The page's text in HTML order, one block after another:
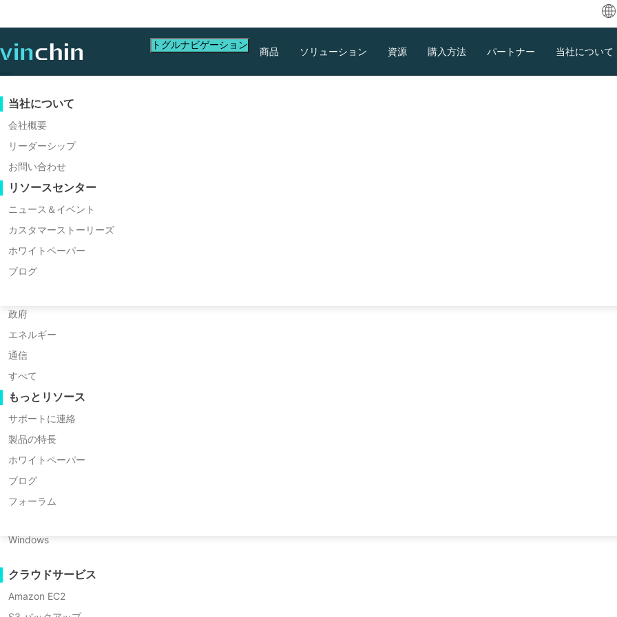
商品 ソリューション 資源 購入方法 パートナー 当社について
データ保護
バックアップ＆リカバリ
リアルタイムレプリケーション
継続的データ保護
オフサイトコピー
アーカイブ
ジョブオーケストレーション
ワークロードモビリティ
V2V 移行
P2P 移行
C2C 移行
C2V 移行
P2C 移行
リカバリビリティ
VMリカバリ検証
OSリカバリ検証
データセキュリティ
マッシブエンドポイント
クラウドへのバックアップ
バーチャルマシン
VMware
Hyper-V
Proxmox
XCP-ng
oVirt
H3C CAS/UIS
ZStack
Sangfor HCI
Huawei FusionCompute
Red Hat Virtualization
Oracle OLVM
XenServer/Citrix Hypervisor
KayGrid
InCloud Sphere
Arcfra
FusionOne Compute
NexaVM
サーバー
Windows
クラウドサービス
Amazon EC2
サポートリソース
ナレッジベース
ビデオガイド
ヘルプセンター
ライブイベント
ウェビナー
ライブデモ
カスタマーストーリーズ
ITサービス
政府
エネルギー
通信
すべて
もっとリソース
サポートに連絡
製品の特長
ホワイトペーパー
ブログ
フォーラム
購入ガイド
購入方法を学ぶ
ライセンスポリシー
よくある質問
お問い合わせ
見積もりの依頼
パートナーになる
パートナープログラム
パートナーになる
パートナーを探す
地域パートナーを探す
すでにパートナーですか
パートナーポータルログイン
当社について
会社概要
リーダーシップ
お問い合わせ
リソースセンター
ニュース＆イベント
カスタマーストーリーズ
ホワイトペーパー
ブログ
トグルナビゲーション
ヴィンチンを信頼するお客様がより多くの利益と長期的な利益を得るのを支援するために、ヴィンチンは彼ら
Vinchinパートナープログラムに参加すると、パートナー特典としてより高い割引、優れた製品トレーニング